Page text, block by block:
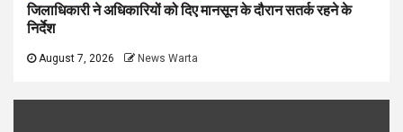
जिलाधिकारी ने अधिकारियों को दिए मानसून के दौरान सतर्क रहने के
निर्देश
August 7, 2026 News Warta